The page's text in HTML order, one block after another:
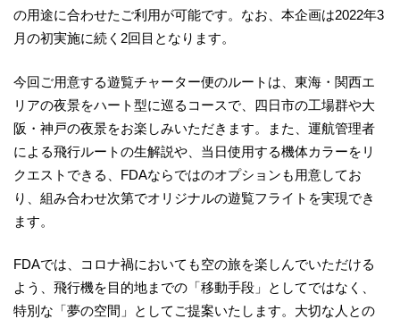
の用途に合わせたご利用が可能です。なお、本企画は2022年3
月の初実施に続く2回目となります。
今回ご用意する遊覧チャーター便のルートは、東海・関西エ
リアの夜景をハート型に巡るコースで、四日市の工場群や大
阪・神戸の夜景をお楽しみいただきます。また、運航管理者
による飛行ルートの生解説や、当日使用する機体カラーをリ
クエストできる、FDAならではのオプションも用意してお
り、組み合わせ次第でオリジナルの遊覧フライトを実現でき
ます。
FDAでは、コロナ禍においても空の旅を楽しんでいただける
よう、飛行機を目的地までの「移動手段」としてではなく、
特別な「夢の空間」としてご提案いたします。大切な人との